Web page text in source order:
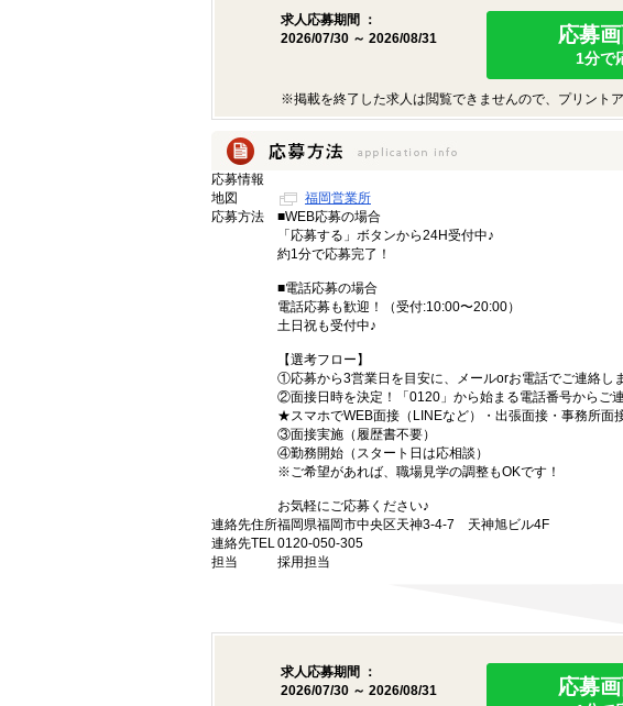
求人応募期間 ：
2026/07/30 ～ 2026/08/31
応募
1分で
※掲載を終了した求人は閲覧できませんので、プリント
応募情報
地図
福岡営業所
応募方法
■WEB応募の場合
「応募する」ボタンから24H受付中♪
約1分で応募完了！
■電話応募の場合
電話応募も歓迎！（受付:10:00〜20:00）
土日祝も受付中♪
【選考フロー】
①応募から3営業日を目安に、メールorお電話でご連絡しま
②面接日時を決定！「0120」から始まる電話番号からご
★スマホでWEB面接（LINEなど）・出張面接・事務所面
③面接実施（履歴書不要）
④勤務開始（スタート日は応相談）
※ご希望があれば、職場見学の調整もOKです！
お気軽にご応募ください♪
連絡先住所福岡県福岡市中央区天神3-4-7 天神旭ビル4F
連絡先TEL0120-050-305
担当
採用担当
求人応募期間 ：
2026/07/30 ～ 2026/08/31
応募